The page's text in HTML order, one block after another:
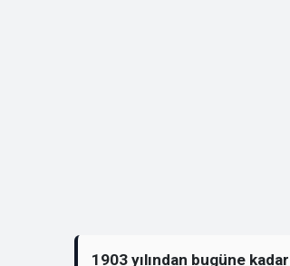
1903 yılından bugüne